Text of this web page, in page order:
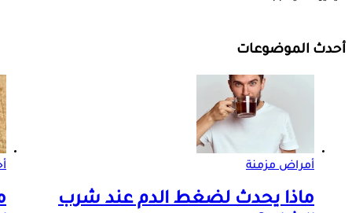
أحدث الموضوعات
أمراض مزمنة
ماذا يحدث لضغط الدم عند شرب